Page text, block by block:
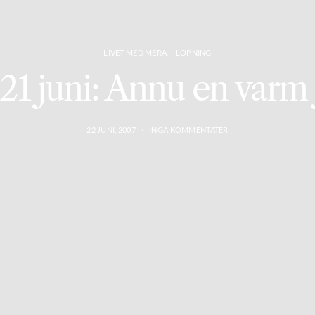
LIVET MED MERA LÖPNING
juni: Annu en varm
22 JUNI, 2007 INGA KOMMENTATER